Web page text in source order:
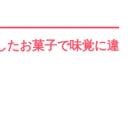
たお菓子で味覚に違